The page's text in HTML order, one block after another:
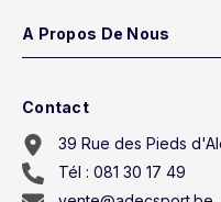
A Propos De Nous
Contact
39 Rue des Pieds
Tél : 081 30 17 49